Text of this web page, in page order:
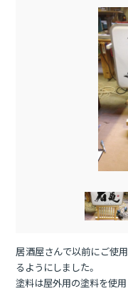
居酒屋さんで以前にご使
るようにしました。
塗料は屋外用の塗料を使用